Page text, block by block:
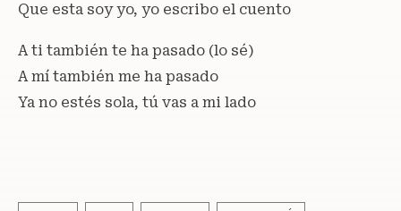
Que esta soy yo, yo escribo el cuento
A ti también te ha pasado (lo sé)
A mí también me ha pasado
Ya no estés sola, tú vas a mi lado